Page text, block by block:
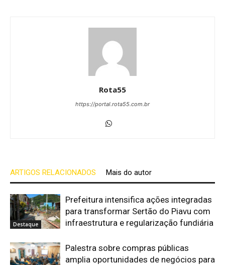
Rota55
https://portal.rota55.com.br
ARTIGOS RELACIONADOS Mais do autor
Destaque
Prefeitura intensifica ações integradas
para transformar Sertão do Piavu com
infraestrutura e regularização fundiária
Palestra sobre compras públicas
amplia oportunidades de negócios para